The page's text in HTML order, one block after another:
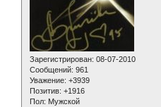
Зарегистрирован: 08-07-2010
Сообщений: 961
Уважение: +3939
Позитив: +1916
Пол: Мужской